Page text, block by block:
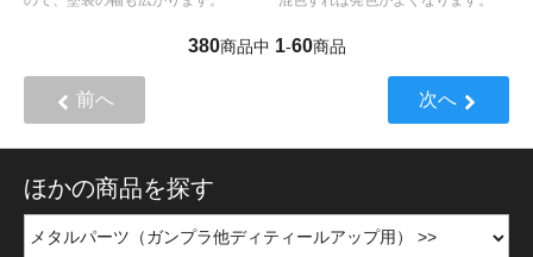
380商品中 1-60商品
前へ 次へ
ほかの商品を探す